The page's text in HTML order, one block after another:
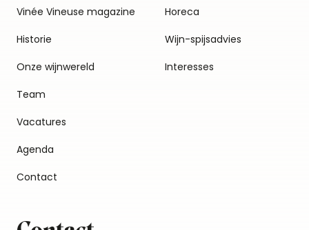
Vinée Vineuse magazine
Historie
Onze wijnwereld
Team
Vacatures
Agenda
Contact
Horeca
Wijn-spijsadvies
Interesses